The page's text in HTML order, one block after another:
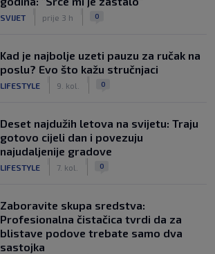
SVIJET prije 3 h 0
Kad je najbolje uzeti pauzu za ručak na
poslu? Evo što kažu stručnjaci
LIFESTYLE 9. kol. 0
Deset najdužih letova na svijetu: Traju
gotovo cijeli dan i povezuju
najudaljenije gradove
LIFESTYLE 7. kol. 0
Zaboravite skupa sredstva:
Profesionalna čistačica tvrdi da za
blistave podove trebate samo dva
sastojka